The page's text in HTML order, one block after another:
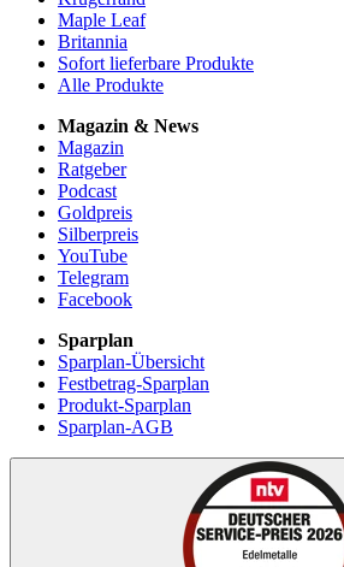
Maple Leaf
Britannia
Sofort lieferbare Produkte
Alle Produkte
Magazin & News
Magazin
Ratgeber
Podcast
Goldpreis
Silberpreis
YouTube
Telegram
Facebook
Sparplan
Sparplan-Übersicht
Festbetrag-Sparplan
Produkt-Sparplan
Sparplan-AGB